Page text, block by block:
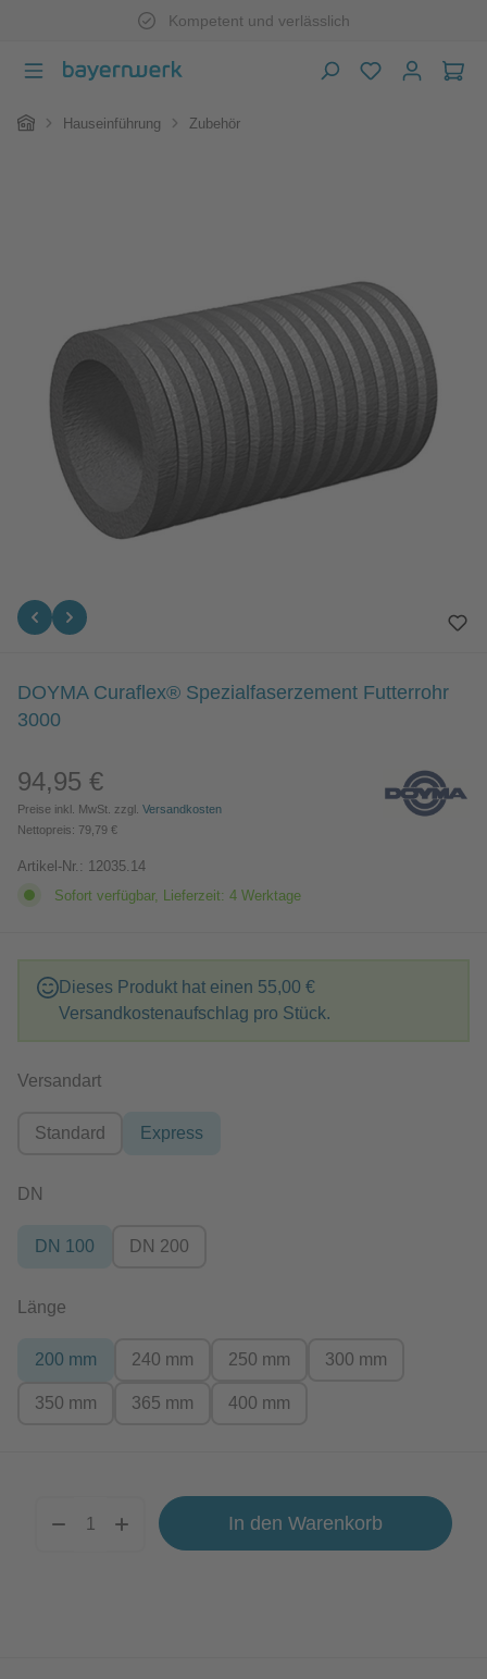
Zum Hauptinhalt springenKompetent und verlässlich
HomeHauseinführung Zubehör
DOYMA Curaflex® Spezialfaserzement Futterrohr
3000
Regulärer Preis:
94,95 €
Preise inkl. MwSt. zzgl. Versandkosten
Nettopreis: 79,79 €
Artikel-Nr.: 12035.14
Sofort verfügbar, Lieferzeit: 4 Werktage
Dieses Produkt hat einen 55,00 €
Versandkostenaufschlag pro Stück.
Versandartauswählen
Standard Express
DN
DN 100 DN 200
Länge
200 mm 240 mm 250 mm 300 mm
350 mm 365 mm 400 mm
In den Warenkorb